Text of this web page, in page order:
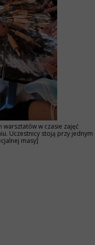
w czasie zajęć
Uczestnicy stoją przy jednym
masy]